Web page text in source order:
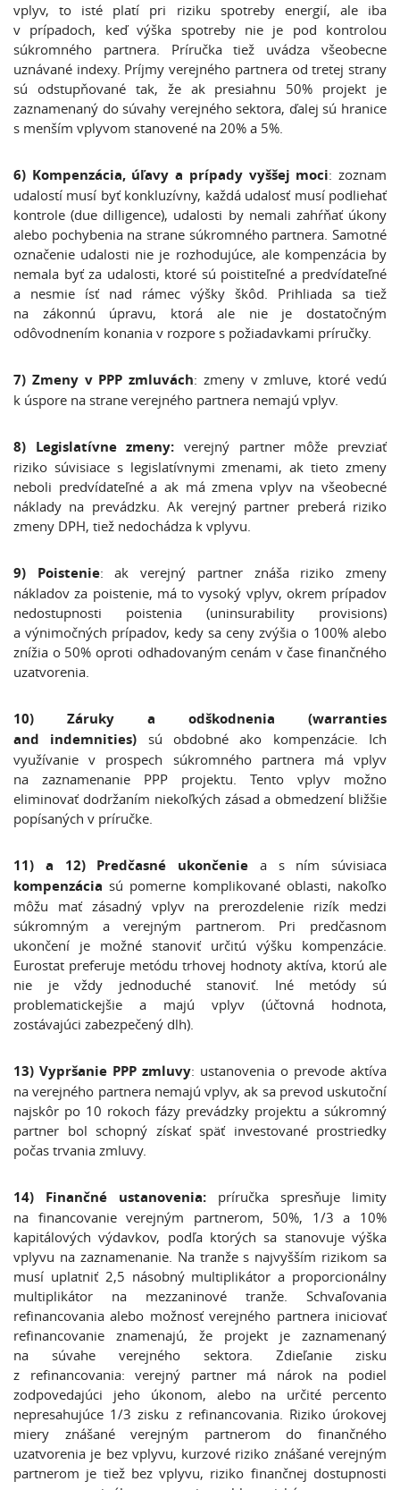
vplyv, to isté platí pri riziku spotreby energií, ale iba
v prípadoch, keď výška spotreby nie je pod kontrolou
súkromného partnera. Príručka tiež uvádza všeobecne
uznávané indexy. Príjmy verejného partnera od tretej strany
sú odstupňované tak, že ak presiahnu 50% projekt je
zaznamenaný do súvahy verejného sektora, ďalej sú hranice
s menším vplyvom stanovené na 20% a 5%.
6) Kompenzácia, úľavy a prípady vyššej moci: zoznam
udalostí musí byť konkluzívny, každá udalosť musí podliehať
kontrole (due dilligence), udalosti by nemali zahŕňať úkony
alebo pochybenia na strane súkromného partnera. Samotné
označenie udalosti nie je rozhodujúce, ale kompenzácia by
nemala byť za udalosti, ktoré sú poistiteľné a predvídateľné
a nesmie ísť nad rámec výšky škôd. Prihliada sa tiež
na zákonnú úpravu, ktorá ale nie je dostatočným
odôvodnením konania v rozpore s požiadavkami príručky.
7) Zmeny v PPP zmluvách: zmeny v zmluve, ktoré vedú
k úspore na strane verejného partnera nemajú vplyv.
8) Legislatívne zmeny: verejný partner môže prevziať
riziko súvisiace s legislatívnymi zmenami, ak tieto zmeny
neboli predvídateľné a ak má zmena vplyv na všeobecné
náklady na prevádzku. Ak verejný partner preberá riziko
zmeny DPH, tiež nedochádza k vplyvu.
9) Poistenie: ak verejný partner znáša riziko zmeny
nákladov za poistenie, má to vysoký vplyv, okrem prípadov
nedostupnosti poistenia (uninsurability provisions)
a výnimočných prípadov, kedy sa ceny zvýšia o 100% alebo
znížia o 50% oproti odhadovaným cenám v čase finančného
uzatvorenia.
10) Záruky a odškodnenia (warranties
and indemnities) sú obdobné ako kompenzácie. Ich
využívanie v prospech súkromného partnera má vplyv
na zaznamenanie PPP projektu. Tento vplyv možno
eliminovať dodržaním niekoľkých zásad a obmedzení bližšie
popísaných v príručke.
11) a 12) Predčasné ukončenie a s ním súvisiaca
kompenzácia sú pomerne komplikované oblasti, nakoľko
môžu mať zásadný vplyv na prerozdelenie rizík medzi
súkromným a verejným partnerom. Pri predčasnom
ukončení je možné stanoviť určitú výšku kompenzácie.
Eurostat preferuje metódu trhovej hodnoty aktíva, ktorú ale
nie je vždy jednoduché stanoviť. Iné metódy sú
problematickejšie a majú vplyv (účtovná hodnota,
zostávajúci zabezpečený dlh).
13) Vypršanie PPP zmluvy: ustanovenia o prevode aktíva
na verejného partnera nemajú vplyv, ak sa prevod uskutoční
najskôr po 10 rokoch fázy prevádzky projektu a súkromný
partner bol schopný získať späť investované prostriedky
počas trvania zmluvy.
14) Finančné ustanovenia: príručka spresňuje limity
na financovanie verejným partnerom, 50%, 1/3 a 10%
kapitálových výdavkov, podľa ktorých sa stanovuje výška
vplyvu na zaznamenanie. Na tranže s najvyšším rizikom sa
musí uplatniť 2,5 násobný multiplikátor a proporcionálny
multiplikátor na mezzaninové tranže. Schvaľovania
refinancovania alebo možnosť verejného partnera iniciovať
refinancovanie znamenajú, že projekt je zaznamenaný
na súvahe verejného sektora. Zdieľanie zisku
z refinancovania: verejný partner má nárok na podiel
zodpovedajúci jeho úkonom, alebo na určité percento
nepresahujúce 1/3 zisku z refinancovania. Riziko úrokovej
miery znášané verejným partnerom do finančného
uzatvorenia je bez vplyvu, kurzové riziko znášané verejným
partnerom je tiež bez vplyvu, riziko finančnej dostupnosti